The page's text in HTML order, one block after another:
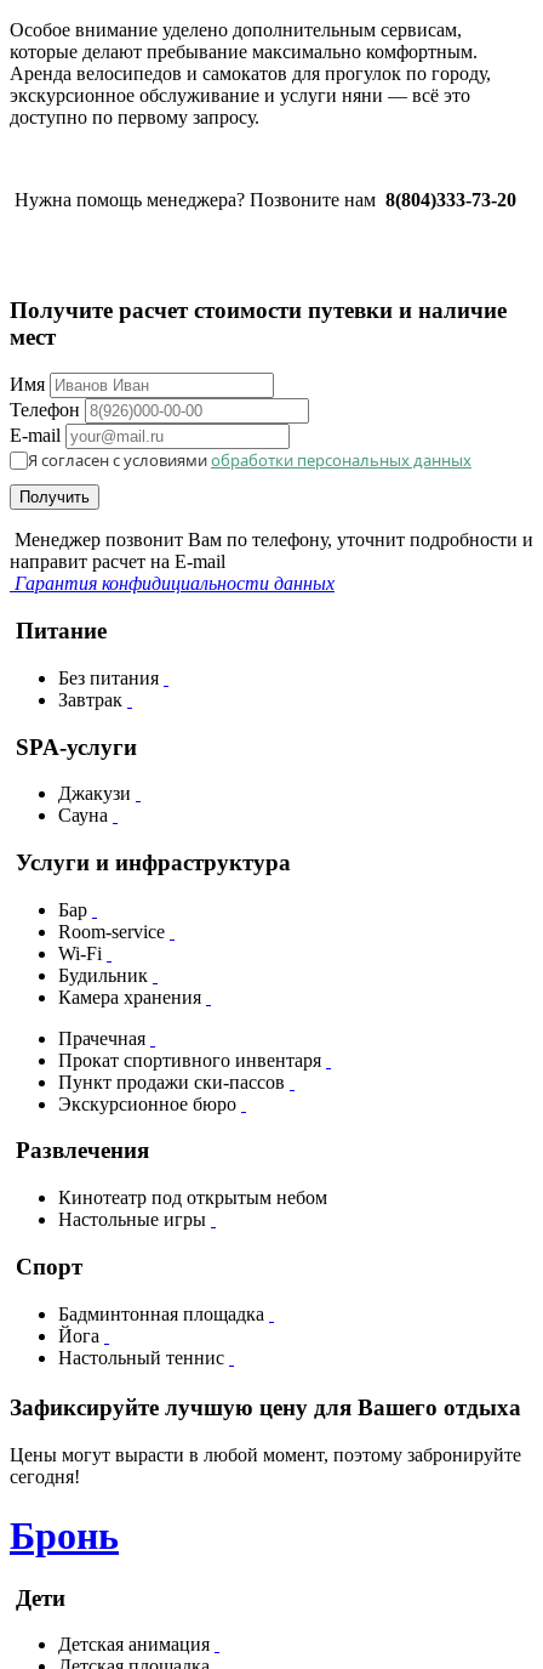
Особое внимание уделено дополнительным сервисам,
которые делают пребывание максимально комфортным.
Аренда велосипедов и самокатов для прогулок по городу,
экскурсионное обслуживание и услуги няни — всё это
доступно по первому запросу.
Нужна помощь менеджера? Позвоните нам 8(804)333-73-20
Получите расчет стоимости путевки и наличие
мест
Имя
Телефон
E-mail
Я согласен с условиямиобработки персональных данных
Получить
Менеджер позвонит Вам по телефону, уточнит подробности и
направит расчет на E-mail
Гарантия конфидициальности данных
Питание
Без питания
Завтрак
SPA-услуги
Джакузи
Сауна
Услуги и инфраструктура
Бар
Room-service
Wi-Fi
Будильник
Камера хранения
Прачечная
Прокат спортивного инвентаря
Пункт продажи ски-пассов
Экскурсионное бюро
Развлечения
Кинотеатр под открытым небом
Настольные игры
Спорт
Бадминтонная площадка
Йога
Настольный теннис
Зафиксируйте лучшую цену для Вашего отдыха
Цены могут вырасти в любой момент, поэтому забронируйте
сегодня!
Бронь
Дети
Детская анимация